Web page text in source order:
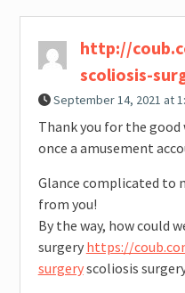
http://
scoliosis-
September 14, 2021 at
Thank you for the
once a amusement
Glance complicated to
from you!
By the way, how could
surgery https://
surgeryscoliosis